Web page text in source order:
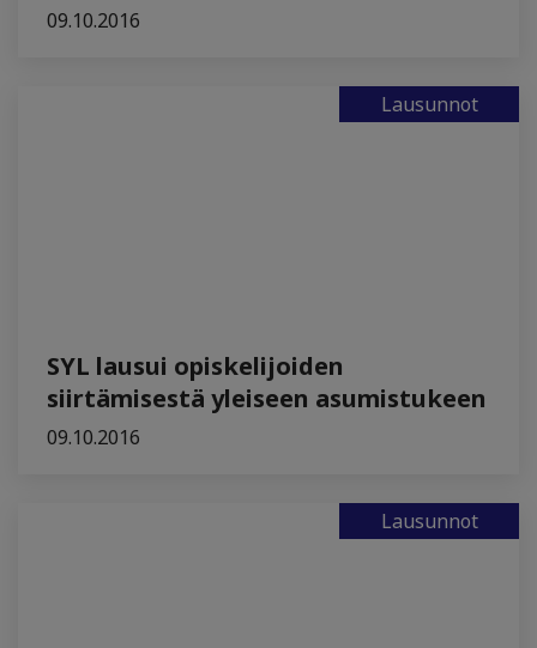
09.10.2016
Lausunnot
SYL lausui opiskelijoiden
siirtämisestä yleiseen asumistukeen
09.10.2016
Lausunnot